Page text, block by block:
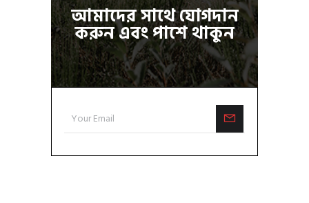
আমাদের সাথে যোগদান
করুন এবং পাশে থাকুন